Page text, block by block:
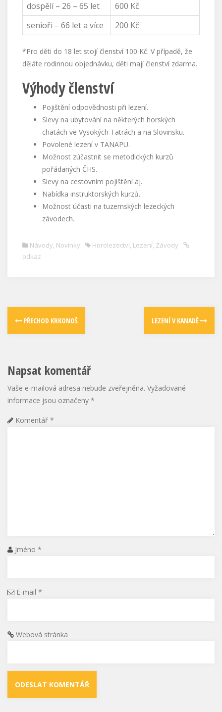
dospělí – 26 – 65 let
600 Kč
senioři – 66 let a více
200 Kč
*Pro děti do 18 let stojí členství 100 Kč. V případě, že
děláte rodinnou objednávku, děti mají členství zdarma.
Výhody členství
Pojištění odpovědnosti při lezení.
Slevy na ubytování na některých horských
chatách ve Vysokých Tatrách a na Slovinsku.
Povolené lezení v TANAPU.
Možnost zúčastnit se metodických kurzů
pořádaných ČHS.
Slevy na cestovním pojištění aj.
Nabídka instruktorských kurzů.
Možnost účasti na tuzemských lezeckých
závodech.
Návody, Novinky Horolezectví, Lezení, Závody
odkaz
PŘECHOD KRKONOŠ LEZENÍ V KANADĚ
Napsat komentář
Vaše e-mailová adresa nebude zveřejněna. Vyžadované
informace jsou označeny *
Komentář *
Jméno *
E-mail *
Webová stránka